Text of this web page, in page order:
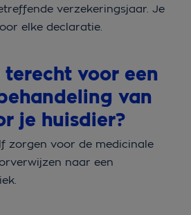
verzekeringsjaar. Je
elke declaratie.
voor een
van
je huisdier?
zorgen voor de medicinale
naar een